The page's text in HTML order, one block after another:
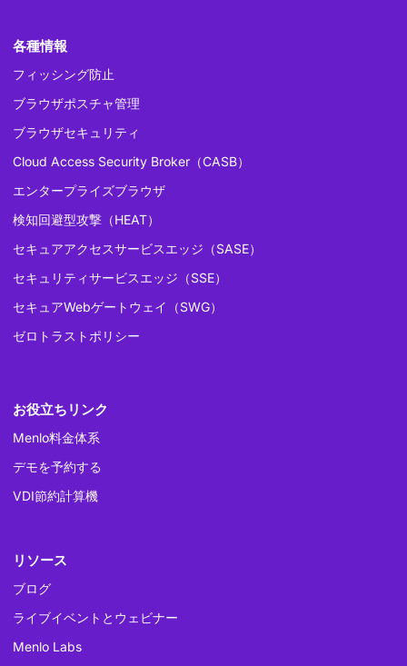
各種情報
フィッシング防止
ブラウザポスチャ管理
ブラウザセキュリティ
Cloud Access Security Broker（CASB）
エンタープライズブラウザ
検知回避型攻撃（HEAT）
セキュアアクセスサービスエッジ（SASE）
セキュリティサービスエッジ（SSE）
セキュアWebゲートウェイ（SWG）
ゼロトラストポリシー
お役立ちリンク
Menlo料金体系
デモを予約する
VDI節約計算機
リソース
ブログ
ライブイベントとウェビナー
Menlo Labs